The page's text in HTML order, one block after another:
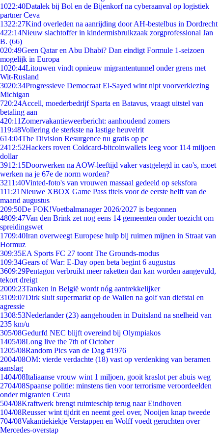
1022:40Datalek bij Bol en de Bijenkorf na cyberaanval op logistiek
partner Ceva
1322:27Kind overleden na aanrijding door AH-bestelbus in Dordrecht
422:14Nieuw slachtoffer in kindermisbruikzaak zorgprofessional Jan
B. (66)
020:49Geen Qatar en Abu Dhabi? Dan eindigt Formule 1-seizoen
mogelijk in Europa
1020:44Litouwen vindt opnieuw migrantentunnel onder grens met
Wit-Rusland
3020:34Progressieve Democraat El-Sayed wint nipt voorverkiezing
Michigan
720:24Accell, moederbedrijf Sparta en Batavus, vraagt uitstel van
betaling aan
420:11 Zomervakantieweerbericht: aanhoudend zomers
119:48Vollering de sterkste na lastige heuvelrit
614:04The Division Resurgence nu gratis op pc
2412:52Hackers roven Coldcard-bitcoinwallets leeg voor 114 miljoen
dollar
3912:15Doorwerken na AOW-leeftijd vaker vastgelegd in cao's, moet
werken na je 67e de norm worden?
3211:40Vinted-foto's van vrouwen massaal gedeeld op seksfora
111:21Nieuwe XBOX Game Pass titels voor de eerste helft van de
maand augustus
209:50De FOK!Voetbalmanager 2026/2027 is begonnen
4809:47Van den Brink zet nog eens 14 gemeenten onder toezicht om
spreidingswet
1709:40Iran overweegt Europese hulp bij ruimen mijnen in Straat van
Hormuz
309:35EA Sports FC 27 toont The Grounds-modus
109:34Gears of War: E-Day open beta begint 6 augustus
3609:29Pentagon verbruikt meer raketten dan kan worden aangevuld,
tekort dreigt
2009:23Tanken in België wordt nóg aantrekkelijker
3109:07Dirk sluit supermarkt op de Wallen na golf van diefstal en
agressie
1308:53Nederlander (23) aangehouden in Duitsland na snelheid van
235 km/u
305/08Gedurfd NEC blijft overeind bij Olympiakos
1405/08Long live the 7th of October
1205/08Random Pics van de Dag #1976
2004/08OM: vierde verdachte (18) vast op verdenking van beramen
aanslag
1404/08Italiaanse vrouw wint 1 miljoen, gooit kraslot per abuis weg
2704/08Spaanse politie: minstens tien voor terrorisme veroordeelden
onder migranten Ceuta
504/08Kraftwerk brengt ruimteschip terug naar Eindhoven
104/08Reusser wint tijdrit en neemt geel over, Nooijen knap tweede
704/08Vakantiekiekje Verstappen en Wolff voedt geruchten over
Mercedes-overstap